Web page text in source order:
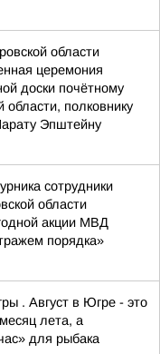
области
церемония
доски почётному
области, полковнику
Эпштейну
сотрудники
области
акции МВД
порядка»
. Август в Югре - это
лета, а
для рыбака